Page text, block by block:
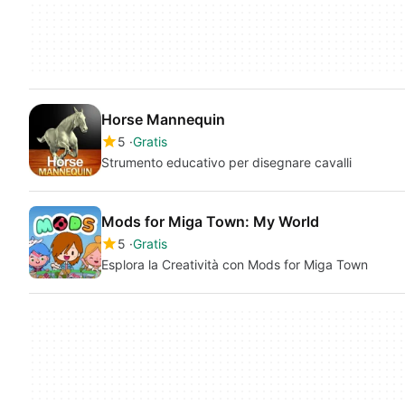
Horse Mannequin
5 Gratis
Strumento educativo per disegnare cavalli
Mods for Miga Town: My World
5 Gratis
Esplora la Creatività con Mods for Miga Town